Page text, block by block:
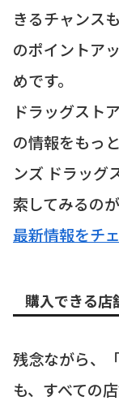
きるチャンス
のポイントア
めです。
ドラッグスト
の情報をもっ
ンズ ドラッグ
索してみるの
最新情報をチ
購入できる店
残念ながら、
も、すべての